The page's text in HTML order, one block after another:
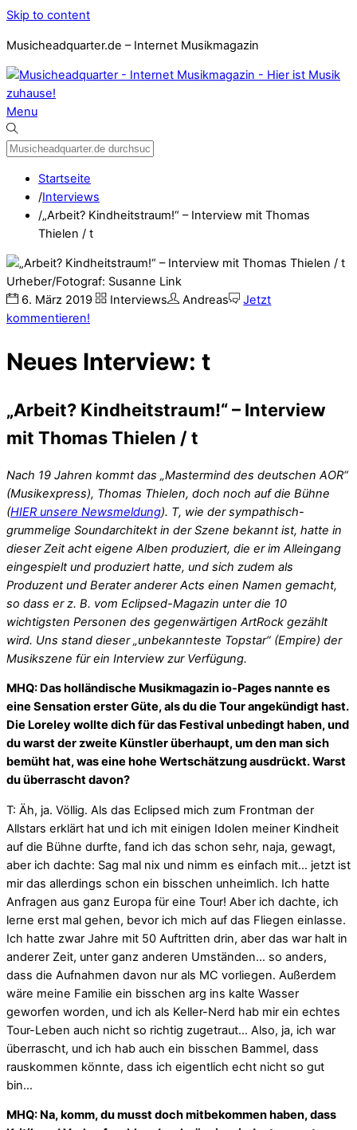
Skip to content
Musicheadquarter.de – Internet Musikmagazin
Menu
Startseite
/Interviews
/„Arbeit? Kindheitstraum!“ – Interview mit Thomas
Thielen / t
Urheber/Fotograf: Susanne Link
6. März 2019 Interviews Andreas
Jetzt
kommentieren!
Neues Interview: t
„Arbeit? Kindheitstraum!“ – Interview
mit Thomas Thielen / t
Nach 19 Jahren kommt das „Mastermind des deutschen AOR“
(Musikexpress), Thomas Thielen, doch noch auf die Bühne
(HIER unsere Newsmeldung). T, wie der sympathisch-
grummelige Soundarchitekt in der Szene bekannt ist, hatte in
dieser Zeit acht eigene Alben produziert, die er im Alleingang
eingespielt und produziert hatte, und sich zudem als
Produzent und Berater anderer Acts einen Namen gemacht,
so dass er z. B. vom Eclipsed-Magazin unter die 10
wichtigsten Personen des gegenwärtigen ArtRock gezählt
wird. Uns stand dieser „unbekannteste Topstar“ (Empire) der
Musikszene für ein Interview zur Verfügung.
MHQ: Das holländische Musikmagazin io-Pages nannte es
eine Sensation erster Güte, als du die Tour angekündigt hast.
Die Loreley wollte dich für das Festival unbedingt haben, und
du warst der zweite Künstler überhaupt, um den man sich
bemüht hat, was eine hohe Wertschätzung ausdrückt. Warst
du überrascht davon?
T: Äh, ja. Völlig. Als das Eclipsed mich zum Frontman der
Allstars erklärt hat und ich mit einigen Idolen meiner Kindheit
auf die Bühne durfte, fand ich das schon sehr, naja, gewagt,
aber ich dachte: Sag mal nix und nimm es einfach mit… jetzt ist
mir das allerdings schon ein bisschen unheimlich. Ich hatte
Anfragen aus ganz Europa für eine Tour! Aber ich dachte, ich
lerne erst mal gehen, bevor ich mich auf das Fliegen einlasse.
Ich hatte zwar Jahre mit 50 Auftritten drin, aber das war halt in
anderer Zeit, unter ganz anderen Umständen… so anders,
dass die Aufnahmen davon nur als MC vorliegen. Außerdem
wäre meine Familie ein bisschen arg ins kalte Wasser
geworfen worden, und ich als Keller-Nerd hab mir ein echtes
Tour-Leben auch nicht so richtig zugetraut… Also, ja, ich war
überrascht, und ich hab auch ein bisschen Bammel, dass
rauskommen könnte, dass ich eigentlich echt nicht so gut
bin…
MHQ: Na, komm, du musst doch mitbekommen haben, dass